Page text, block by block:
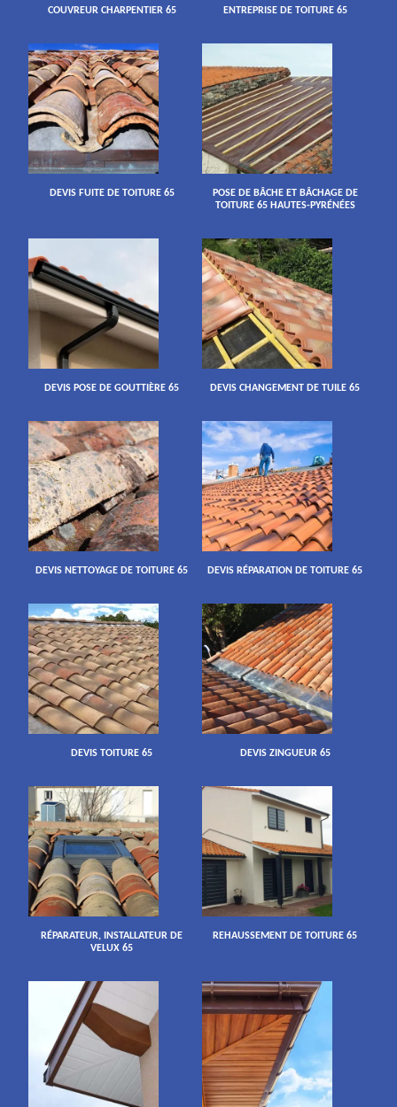
COUVREUR CHARPENTIER 65 ENTREPRISE DE TOITURE 65
DEVIS FUITE DE TOITURE 65
POSE DE BÂCHE ET BÂCHAGE DE
TOITURE 65 HAUTES-PYRÉNÉES
DEVIS POSE DE GOUTTIÈRE 65 DEVIS CHANGEMENT DE TUILE 65
DEVIS NETTOYAGE DE TOITURE 65 DEVIS RÉPARATION DE TOITURE 65
DEVIS TOITURE 65 DEVIS ZINGUEUR 65
RÉPARATEUR, INSTALLATEUR DE
VELUX 65
REHAUSSEMENT DE TOITURE 65